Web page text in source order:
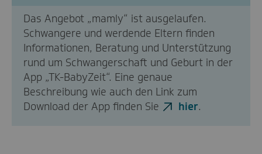
Das Angebot „mamly“ ist ausgelaufen.
Schwangere und werdende Eltern finden
Informationen, Beratung und Unterstützung
rund um Schwangerschaft und Geburt in der
App „TK-BabyZeit“. Eine genaue
Beschreibung wie auch den Link zum
Download der App finden Sie
hier.